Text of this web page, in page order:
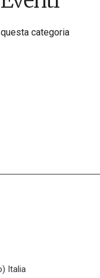
categoria
Italia